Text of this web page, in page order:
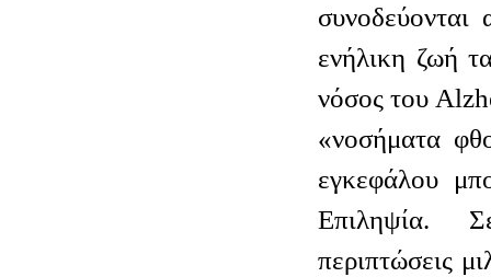
ενήλικη ζωή
νόσος του
«νοσήματα
εγκεφάλου
Επιληψία.
περιπτώσεις